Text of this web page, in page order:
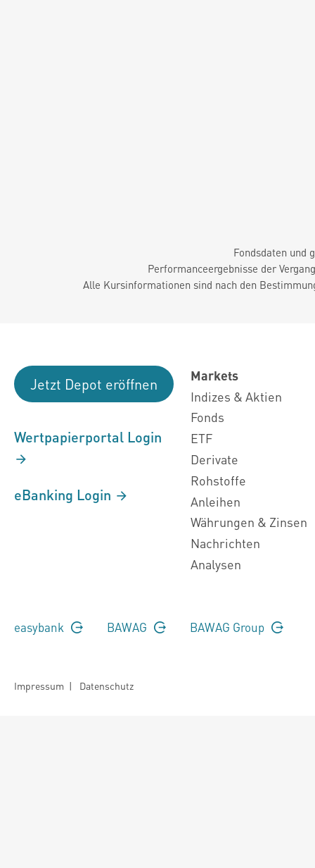
Fondsdaten und
Performanceergebnisse der
Alle Kursinformationen sind nach den
Jetzt Depot eröffnen
Wertpapierportal Login
eBanking Login
Markets
Indizes & Aktien
Fonds
ETF
Derivate
Rohstoffe
Anleihen
Währungen & Zinsen
Nachrichten
Analysen
easybank BAWAG BAWAG Group
Impressum | Datenschutz